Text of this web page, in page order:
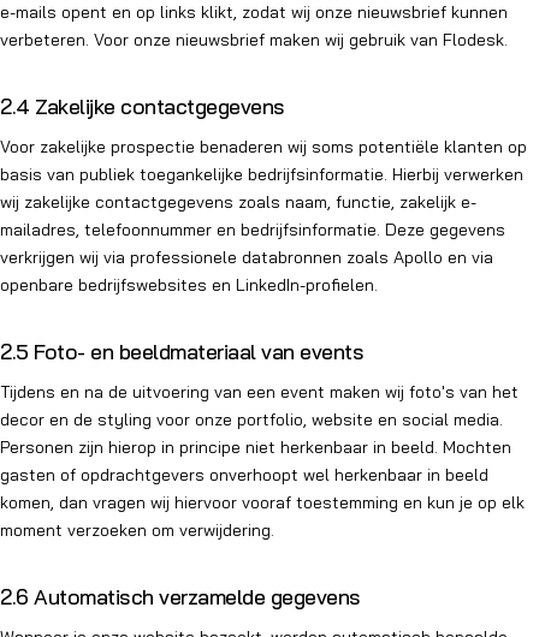
e-mails opent en op links klikt, zodat wij onze nieuwsbrief kunnen
verbeteren. Voor onze nieuwsbrief maken wij gebruik van Flodesk.
2.4 Zakelijke contactgegevens
Voor zakelijke prospectie benaderen wij soms potentiële klanten op
basis van publiek toegankelijke bedrijfsinformatie. Hierbij verwerken
wij zakelijke contactgegevens zoals naam, functie, zakelijk e-
mailadres, telefoonnummer en bedrijfsinformatie. Deze gegevens
verkrijgen wij via professionele databronnen zoals Apollo en via
openbare bedrijfswebsites en LinkedIn-profielen.
2.5 Foto- en beeldmateriaal van events
Tijdens en na de uitvoering van een event maken wij foto's van het
decor en de styling voor onze portfolio, website en social media.
Personen zijn hierop in principe niet herkenbaar in beeld. Mochten
gasten of opdrachtgevers onverhoopt wel herkenbaar in beeld
komen, dan vragen wij hiervoor vooraf toestemming en kun je op elk
moment verzoeken om verwijdering.
2.6 Automatisch verzamelde gegevens